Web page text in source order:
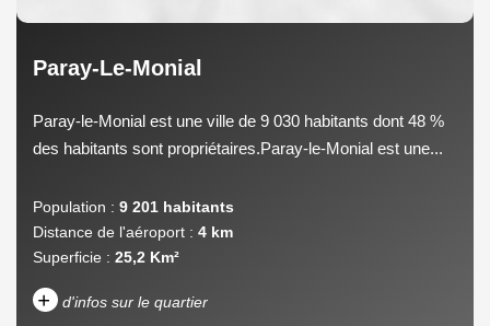
Paray-Le-Monial
Paray-le-Monial est une ville de 9 030 habitants dont 48 %
des habitants sont propriétaires.Paray-le-Monial est une...
Population : 9 201 habitants
Distance de l'aéroport : 4 km
Superficie : 25,2 Km²
+ d'infos sur le quartier